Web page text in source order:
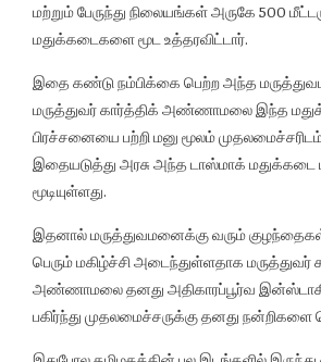
மற்றும் பேருந்து நிலையங்கள் அருகே 500
மதுக்கடைகளை மூட உத்தரவிட்டார்.
இதை கண்டு நம்பிக்கை பெற்ற அந்த
மருத்துவர் கார்த்திக் அண்ணாமலை இந்த
பிரச்சனையை பற்றி மனு மூலம் முதலமைச்சரிடம்
இதையடுத்து அரசு அந்த டாஸ்மாக் மதுக்கடை
மூடியுள்ளது.
இதனால் மருத்துவமனைக்கு வரும்
பெரும் மகிழ்ச்சி அடைந்துள்ளதாக மருத்துவர்
அண்ணாமலை தனது அதிகாரப்பூர்வ
பகிர்ந்து முதலமைச்சருக்கு தனது நன்றிகளை